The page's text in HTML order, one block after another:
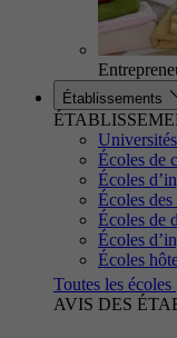
Établissements
Universités
Écoles de
Écoles
Écoles
Écoles de
Écoles
Écoles
Toutes les écoles
AVIS DES